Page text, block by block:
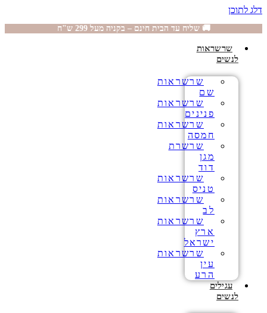
דלג לתוכן
🚚 שליח עד הבית חינם – בקניה מעל 299 ש"ח
שרשראות
לנשים
שרשראות
שם
שרשראות
פנינים
שרשראות
חמסה
שרשרת
מגן
דוד
שרשראות
טניס
שרשראות
לב
שרשראות
ארץ
ישראל
שרשראות
עין
הרע
עגילים
לנשים